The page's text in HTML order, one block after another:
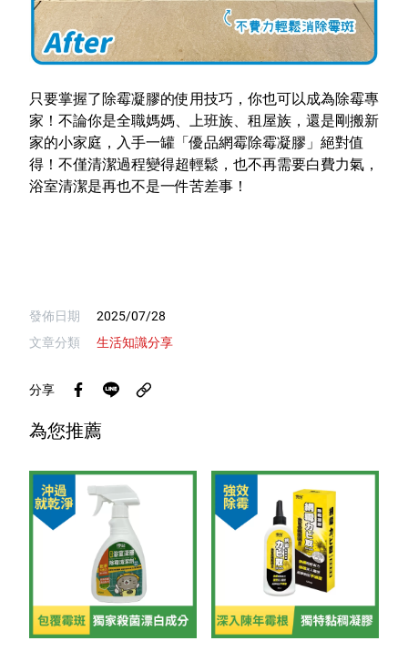
只要掌握了除霉凝膠的使用技巧，你也可以成為除霉專
家！不論你是全職媽媽、上班族、租屋族，還是剛搬新
家的小家庭，入手一罐 「優品網霉除霉凝膠」絕對值
得！不僅清潔過程變得超輕鬆，也不再需要白費力氣，
浴室清潔是再也不是一件苦差事！
發佈日期
2025/07/28
文章分類
生活知識分享
分享
為您推薦